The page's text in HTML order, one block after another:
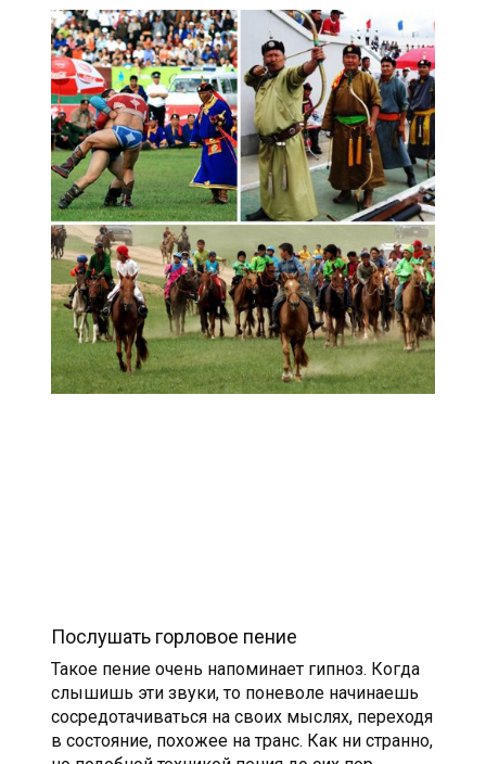
Послушать горловое пение
Такое пение очень напоминает гипноз. Когда
слышишь эти звуки, то поневоле начинаешь
сосредотачиваться на своих мыслях, переходя
в состояние, похожее на транс. Как ни странно,